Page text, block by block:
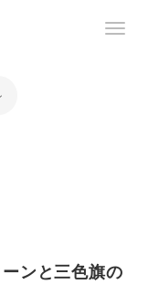
ンと三色旗の